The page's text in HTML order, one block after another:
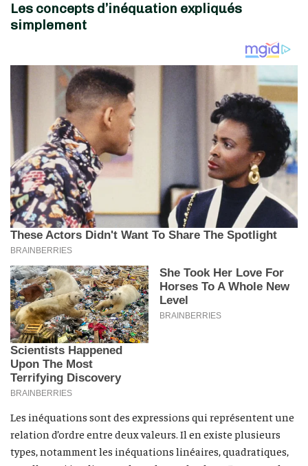
Les concepts d’inéquation expliqués
simplement
Les inéquations sont des expressions qui représentent une
relation d’ordre entre deux valeurs. Il en existe plusieurs
types, notamment les inéquations linéaires, quadratiques,